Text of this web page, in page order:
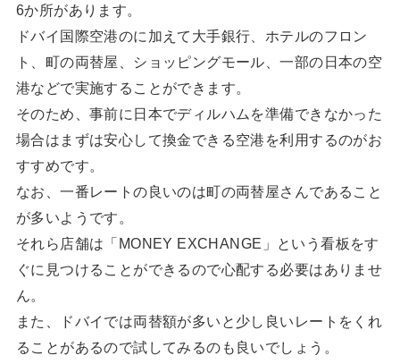
6か所があります。
ドバイ国際空港のに加えて大手銀行、ホテルのフロン
ト、町の両替屋、ショッピングモール、一部の日本の空
港などで実施することができます。
そのため、事前に日本でディルハムを準備できなかった
場合はまずは安心して換金できる空港を利用するのがお
すすめです。
なお、一番レートの良いのは町の両替屋さんであること
が多いようです。
それら店舗は「MONEY EXCHANGE」という看板をす
ぐに見つけることができるので心配する必要はありませ
ん。
また、ドバイでは両替額が多いと少し良いレートをくれ
ることがあるので試してみるのも良いでしょう。